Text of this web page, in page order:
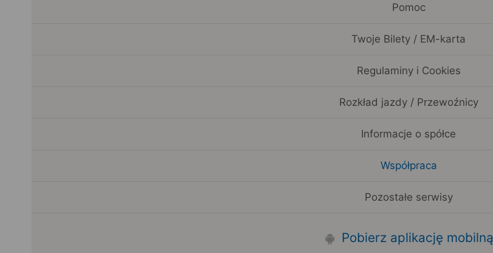
Pomoc
Twoje Bilety / EM-karta
Regulaminy i Cookies
Rozkład jazdy / Przewoźnicy
Informacje o spółce
Współpraca
Pozostałe serwisy
Pobierz aplikację mobilną